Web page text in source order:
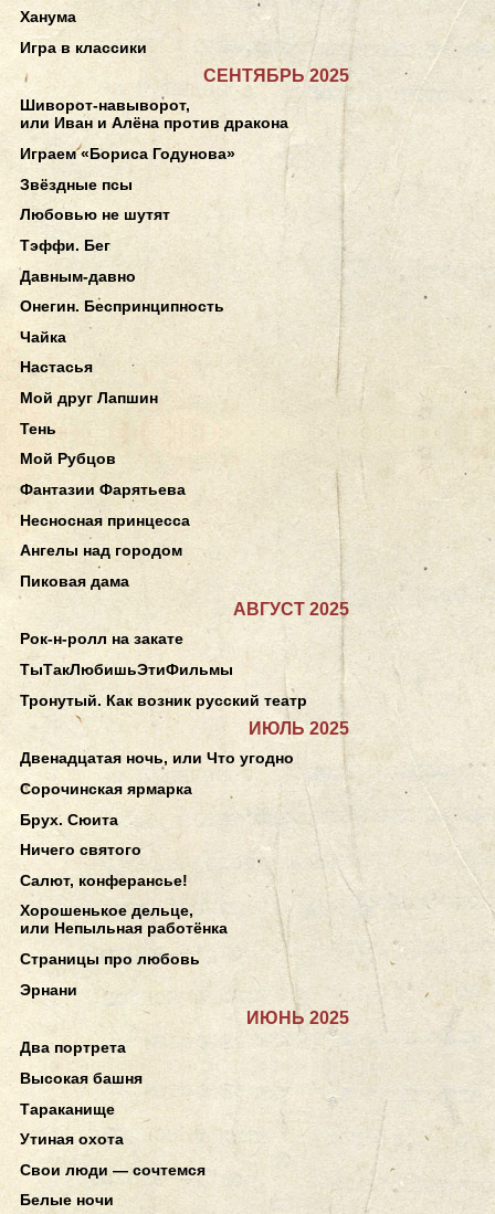
Ханума
Игра в классики
СЕНТЯБРЬ 2025
Шиворот-навыворот,
или Иван и Алёна против дракона
Играем «Бориса Годунова»
Звёздные псы
Любовью не шутят
Тэффи. Бег
Давным-давно
Онегин. Беспринципность
Чайка
Настасья
Мой друг Лапшин
Тень
Мой Рубцов
Фантазии Фарятьева
Несносная принцесса
Ангелы над городом
Пиковая дама
АВГУСТ 2025
Рок-н-ролл на закате
ТыТакЛюбишьЭтиФильмы
Тронутый. Как возник русский театр
ИЮЛЬ 2025
Двенадцатая ночь, или Что угодно
Сорочинская ярмарка
Брух. Сюита
Ничего святого
Салют, конферансье!
Хорошенькое дельце,
или Непыльная работёнка
Страницы про любовь
Эрнани
ИЮНЬ 2025
Два портрета
Высокая башня
Тараканище
Утиная охота
Свои люди — сочтемся
Белые ночи